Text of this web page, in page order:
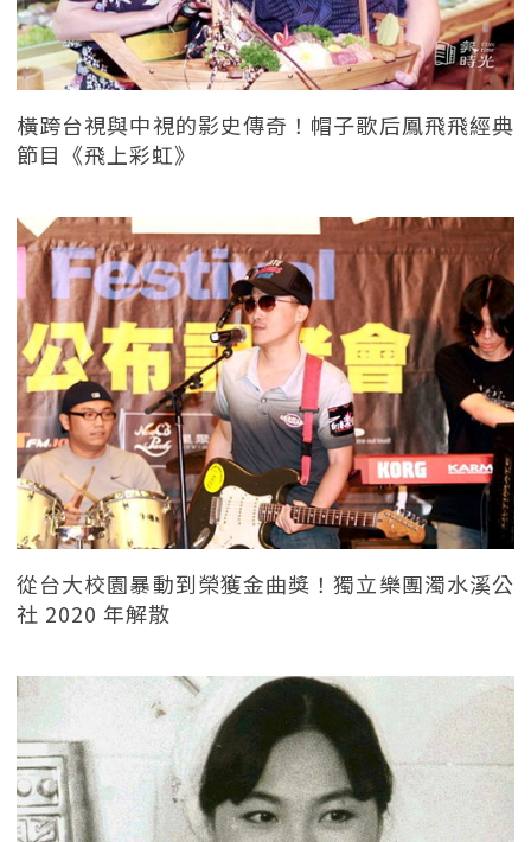
橫跨台視與中視的影史傳奇！帽子歌后鳳飛飛經典
節目《飛上彩虹》
從台大校園暴動到榮獲金曲獎！獨立樂團濁水溪公
社 2020 年解散